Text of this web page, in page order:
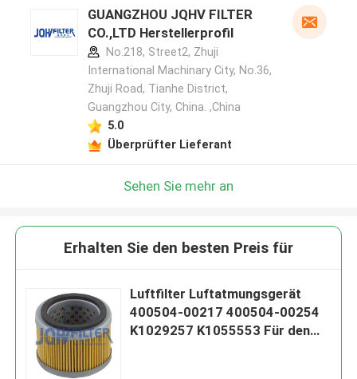
GUANGZHOU JQHV FILTER
CO.,LTD Herstellerprofil
No.218, Street2, Zhuji
International Machinary City, No.36,
Zhuji Road, Tianhe District,
Guangzhou City, China. ,China
5.0
Überprüfter Lieferant
Sehen Sie mehr an
Erhalten Sie den besten Preis für
Luftfilter Luftatmungsgerät
400504-00217 400504-00254
K1029257 K1055553 Für den